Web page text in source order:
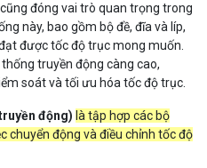
cũng đóng vai trò quan trọng trong
này, bao gồm bộ đề, đĩa và líp,
được tốc độ trục mong muốn.
truyền động càng cao,
soát và tối ưu hóa tốc độ trục.
động) là tập hợp các bộ
chuyển động và điều chỉnh tốc độ